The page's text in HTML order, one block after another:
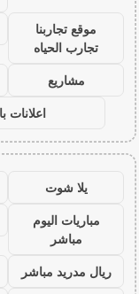
موقع تجاربنا
تجارب الحياه
مشاريع
اعلانات
يلا شوت
مباريات اليوم
مباشر
ريال مدريد مباشر